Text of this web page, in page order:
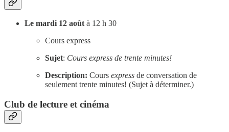
Le mardi 12 août à 12 h 30
Cours express
Sujet: Cours express de trente minutes!
Description: Cours express de conversation de
seulement trente minutes! (Sujet à déterminer.)
Club de lecture et cinéma